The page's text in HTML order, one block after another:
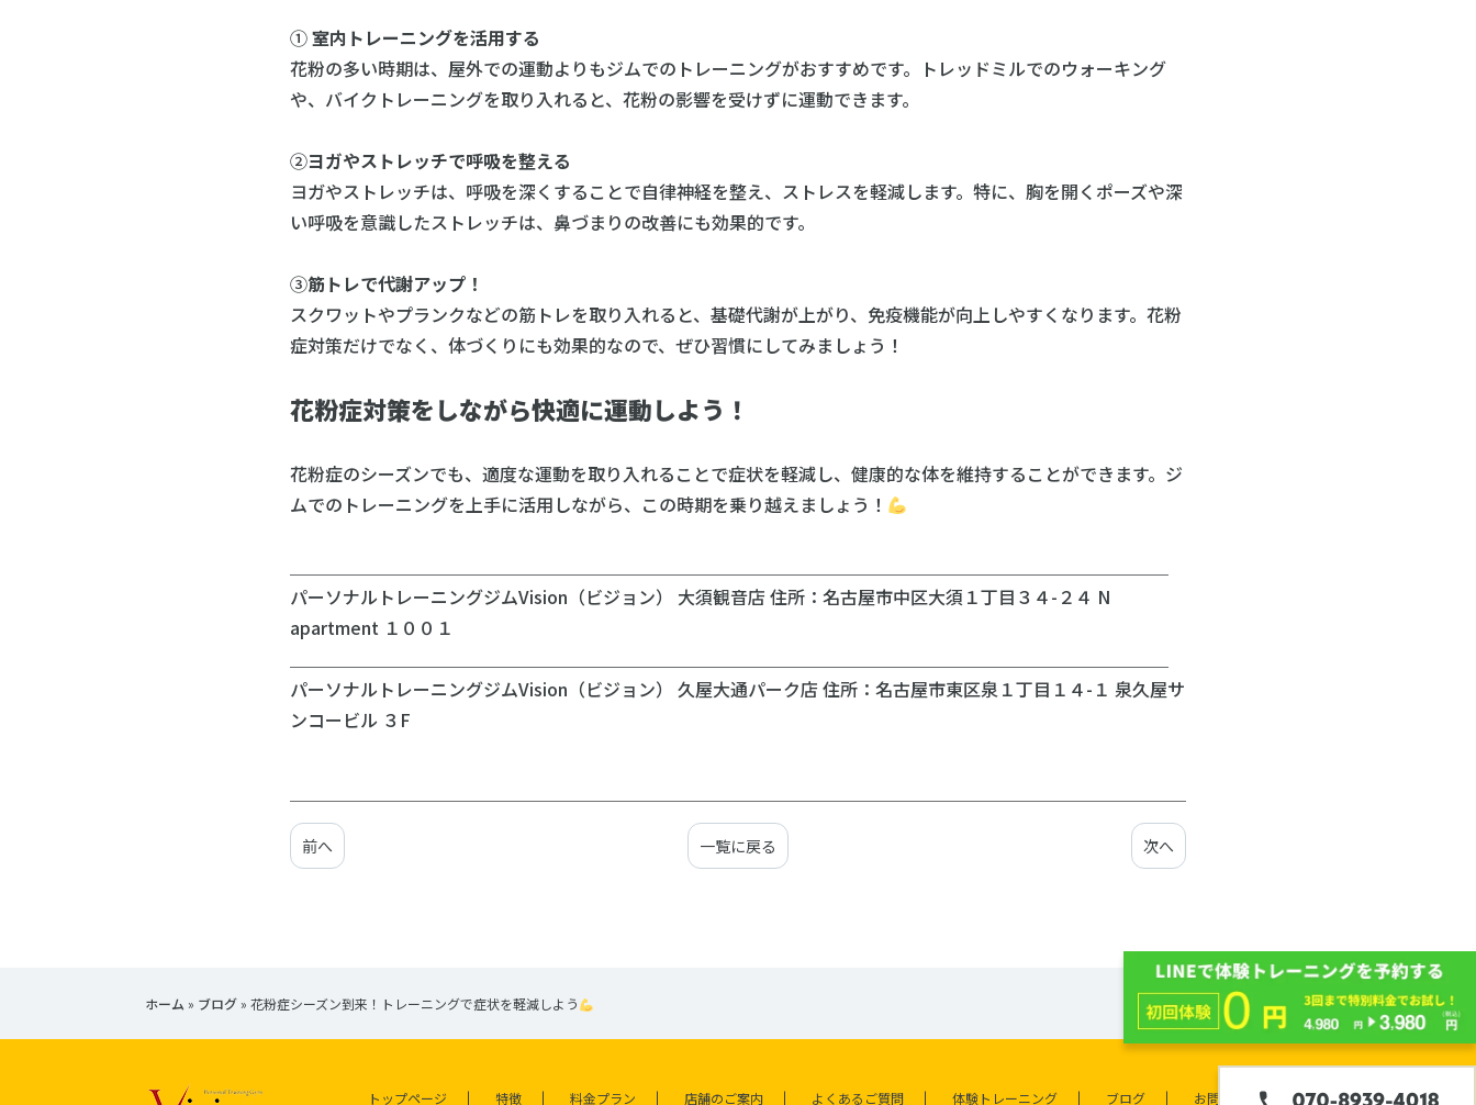
①室内トレーニングを活用する
花粉の多い時期は、屋外での運動よりもジムでのトレーニングがおすすめです。トレッドミルでのウォーキング
や、バイクトレーニングを取り入れると、花粉の影響を受けずに運動できます。
②ヨガやストレッチで呼吸を整える
ヨガやストレッチは、呼吸を深くすることで自律神経を整え、ストレスを軽減します。特に、胸を開くポーズや深
い呼吸を意識したストレッチは、鼻づまりの改善にも効果的です。
③筋トレで代謝アップ！
スクワットやプランクなどの筋トレを取り入れると、基礎代謝が上がり、免疫機能が向上しやすくなります。花粉
症対策だけでなく、体づくりにも効果的なので、ぜひ習慣にしてみましょう！
花粉症対策をしながら快適に運動しよう！
花粉症のシーズンでも、適度な運動を取り入れることで症状を軽減し、健康的な体を維持することができます。ジ
ムでのトレーニングを上手に活用しながら、この時期を乗り越えましょう！
パーソナルトレーニングジムVision（ビジョン） 大須観音店 住所：名古屋市中区大須１丁目３４-２４ N
apartment １００１
パーソナルトレーニングジムVision（ビジョン） 久屋大通パーク店 住所：名古屋市東区泉１丁目１４-１ 泉久屋サ
ンコービル ３F
前へ 一覧に戻る 次へ
ホーム » ブログ » 花粉症シーズン到来！トレーニングで症状を軽減しよう
トップページ 特徴 料金プラン 店舗のご案内 よくあるご質問 体験トレーニング ブログ お問合せ